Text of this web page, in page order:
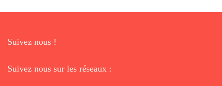
Suivez nous !
Suivez nous sur les réseaux :